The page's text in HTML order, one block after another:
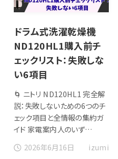
ドラム式洗濯乾燥機
ND120HL1購入前チ
ェックリスト：失敗しな
い6項目
🌀 ニトリ ND120HL1 完全解
説：失敗しないための6つのチ
ェック項目と全情報の集約ガ
イド 家電案内人のいず…
2026年6月16日
izumi